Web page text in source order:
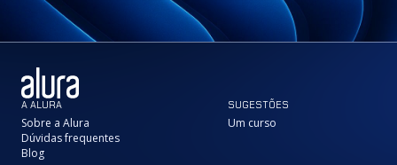
A ALURA
Sobre a Alura
Dúvidas frequentes
Blog
SUGESTÕES
Um curso